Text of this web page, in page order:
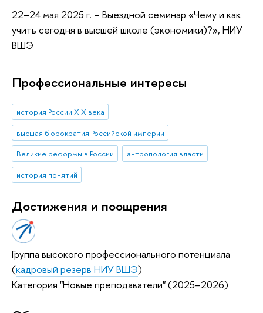
22–24 мая 2025 г. – Выездной семинар «Чему и как
учить сегодня в высшей школе (экономики)?», НИУ
ВШЭ
Профессиональные интересы
история России XIX века
высшая бюрократия Российской империи
Великие реформы в России
антропология власти
история понятий
Достижения и поощрения
Группа высокого профессионального потенциала
(кадровый резерв НИУ ВШЭ)
Категория "Новые преподаватели" (2025–2026)